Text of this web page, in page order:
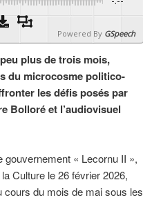
Powered By GSpeech
plus de trois mois,
du microcosme politico-
les défis posés par
Bolloré et l’audiovisuel
gouvernement « Lecornu II »,
Culture le 26 février 2026,
cours du mois de mai sous les